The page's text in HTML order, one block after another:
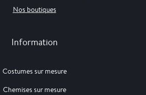
Nos boutiques
Information
Costumes sur mesure
Chemises sur mesure